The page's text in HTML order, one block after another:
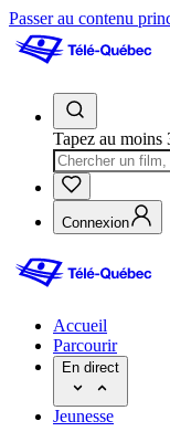
Passer au contenu
Tapez au moins
Connexion
Accueil
Parcourir
En direct
Jeunesse